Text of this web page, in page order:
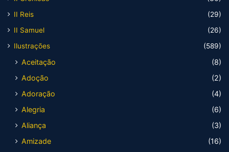
II Reis
(29)
II Samuel
(26)
Ilustrações
(589)
Aceitação
(8)
Adoção
(2)
Adoração
(4)
Alegria
(6)
Aliança
(3)
Amizade
(16)